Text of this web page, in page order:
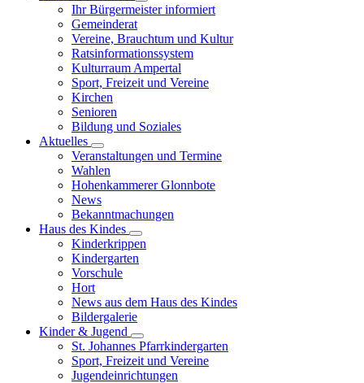
Ihr Bürgermeister informiert
Gemeinderat
Vereine, Brauchtum und Kultur
Ratsinformationssystem
Kulturraum Ampertal
Sport, Freizeit und Vereine
Kirchen
Senioren
Bildung und Soziales
Aktuelles
Veranstaltungen und Termine
Wahlen
Hohenkammerer Glonnbote
News
Bekanntmachungen
Haus des Kindes
Kinderkrippen
Kindergarten
Vorschule
Hort
News aus dem Haus des Kindes
Bildergalerie
Kinder & Jugend
St. Johannes Pfarrkindergarten
Sport, Freizeit und Vereine
Jugendeinrichtungen